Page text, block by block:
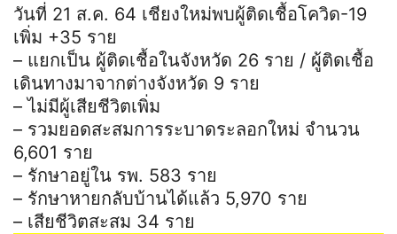
วันที่ 21 ส.ค. 64 เชียงใหม่พบผู้ติดเชื้อโควิด-19
เพิ่ม +35 ราย
– แยกเป็น ผู้ติดเชื้อในจังหวัด 26 ราย / ผู้ติดเชื้อ
เดินทางมาจากต่างจังหวัด 9 ราย
– ไม่มีผู้เสียชีวิตเพิ่ม
– รวมยอดสะสมการระบาดระลอกใหม่ จำนวน
6,601 ราย
– รักษาอยู่ใน รพ. 583 ราย
– รักษาหายกลับบ้านได้แล้ว 5,970 ราย
– เสียชีวิตสะสม 34 ราย